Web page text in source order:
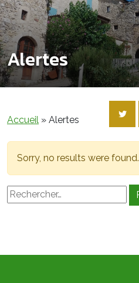
Alertes
Accueil » Alertes
Sorry, no results were found.
Rechercher :